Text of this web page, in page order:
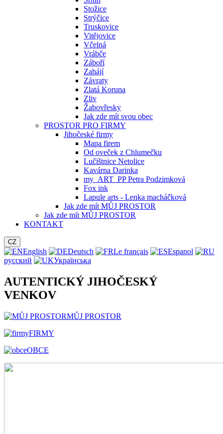
Stožice
Strýčice
Truskovice
Vitějovice
Včelná
Vrábče
Záboří
Zahájí
Závraty
Zlatá Koruna
Zliv
Žabovřesky
Jak zde mít svou obec
PROSTOR PRO FIRMY
Jihočeské firmy
Mapa firem
Od oveček z Chlumečku
Lučištnice Netolice
Kavárna Darinka
my_ART_PP Petra Podzimková
Fox ink
Lapule arts - Lenka macháčková
Jak zde mít MŮJ PROSTOR
Jak zde mít MŮJ PROSTOR
KONTAKT
CZ
English Deutsch Le français
Espanol
русский
Українська
AUTENTICKÝ JIHOČESKÝ
VENKOV
MŮJ PROSTOR
FIRMY
OBCE